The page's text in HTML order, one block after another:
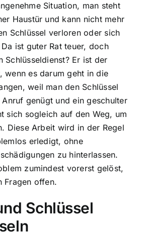
Situation, man steht
Haustür und kann nicht mehr
Schlüssel verloren oder sich
ist guter Rat teuer, doch
Schlüsseldienst? Er ist der
wenn es darum geht in die
weil man den Schlüssel
genügt und ein geschulter
sich sogleich auf den Weg, um
Diese Arbeit wird in der Regel
erledigt, ohne
zu hinterlassen.
zumindest vorerst gelöst,
Fragen offen.
Schlüssel